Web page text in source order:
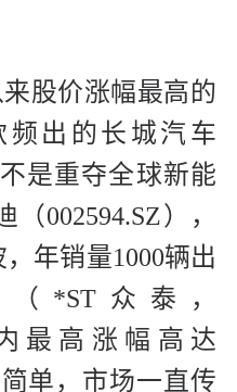
股价涨幅最高的
出的长城汽车
不是重夺全球新能
002594.SZ），
年销量1000辆出
*ST众泰，
最高涨幅高达
单，市场一直传